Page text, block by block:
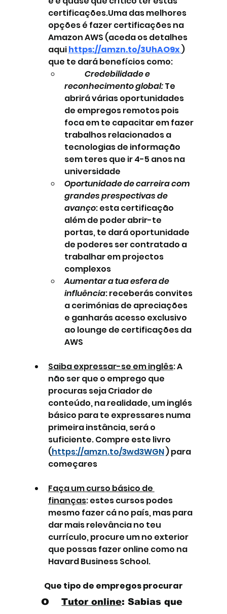
certificações.Uma das melhores
opções é fazer certificações na
Amazon AWS (aceda os detalhes
aqui https://amzn.to/3UhAO9x)
que te dará benefícios como:
Credebilidade e
reconhecimento global: Te
abrirá várias oportunidades
de empregos remotos pois
foca em te capacitar em fazer
trabalhos relacionados a
tecnologias de informação
sem teres que ir 4-5 anos na
universidade
Oportunidade de carreira com
grandes prespectivas de
avanço: esta certificação
além de poder abrir-te
portas, te dará oportunidade
de poderes ser contratado a
trabalhar em projectos
complexos
Aumentar a tua esfera de
influência: receberás convites
a cerimónias de apreciações
e ganharás acesso exclusivo
ao lounge de certificações da
AWS
Saiba expressar-se em inglês: A
não ser que o emprego que
procuras seja Criador de
conteúdo, na realidade, um inglés
básico para te expressares numa
primeira instância, será o
suficiente. Compre este livro
(https://amzn.to/3wd3WGN ) para
começares
Faça um curso básico de
finanças: estes cursos podes
mesmo fazer cá no país, mas para
dar mais relevância no teu
currículo, procure um no exterior
que possas fazer online como na
Havard Business School.
Que tipo de empregos procurar
o Tutor online: Sabias que